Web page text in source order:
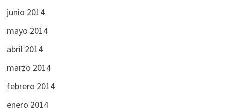
junio 2014
mayo 2014
abril 2014
marzo 2014
febrero 2014
enero 2014